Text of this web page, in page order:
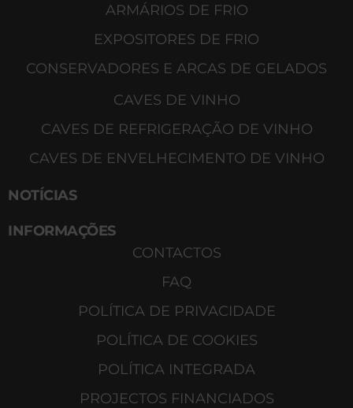
ARMÁRIOS DE FRIO
EXPOSITORES DE FRIO
CONSERVADORES E ARCAS DE GELADOS
CAVES DE VINHO
CAVES DE REFRIGERAÇÃO DE VINHO
CAVES DE ENVELHECIMENTO DE VINHO
NOTÍCIAS
INFORMAÇÕES
CONTACTOS
FAQ
POLÍTICA DE PRIVACIDADE
POLÍTICA DE COOKIES
POLÍTICA INTEGRADA
PROJECTOS FINANCIADOS